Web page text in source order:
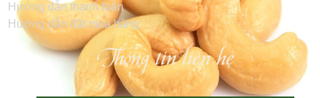
Hướng dẫn thanh toán
Hướng dẫn đặt mua hàng
Thông tin liên hệ